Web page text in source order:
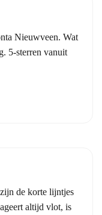
Nieuwveen. Wat
5-sterren vanuit
de korte lijntjes
altijd vlot, is